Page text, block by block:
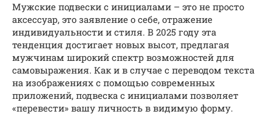
Мужские подвески с инициалами – это не просто
аксессуар, это заявление о себе, отражение
индивидуальности и стиля. В 2025 году эта
тенденция достигает новых высот, предлагая
мужчинам широкий спектр возможностей для
самовыражения. Как и в случае с переводом текста
на изображениях с помощью современных
приложений, подвеска с инициалами позволяет
«перевести» вашу личность в видимую форму.